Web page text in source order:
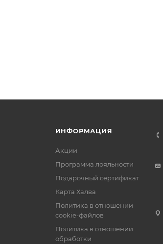
ИНФОРМАЦИЯ
Акции
Программа лояльности
Подарочный сертификат
Карта Халва
Политика в отношении
cookie-файлов
Политика в отношении
обработки